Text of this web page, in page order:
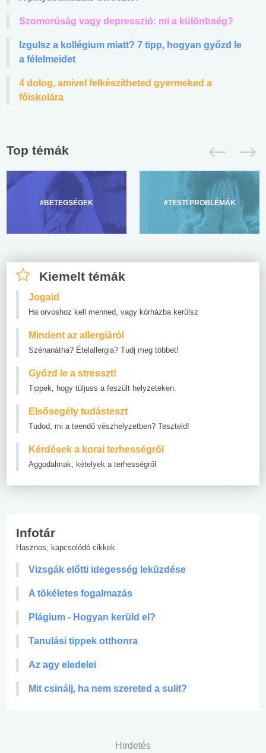
Szomorúság vagy depresszió: mi a különbség?
Izgulsz a kollégium miatt? 7 tipp, hogyan győzd le
a félelmeidet
4 dolog, amivel felkészítheted gyermeked a
főiskolára
Top témák
#BETEGSÉGEK #TESTI PROBLÉMÁK
Kiemelt témák
Jogaid
Ha orvoshoz kell menned, vagy kórházba kerülsz
Mindent az allergiáról
Szénanátha? Ételallergia? Tudj meg többet!
Győzd le a stresszt!
Tippek, hogy túljuss a feszült helyzeteken.
Elsősegély tudásteszt
Tudod, mi a teendő vészhelyzetben? Teszteld!
Kérdések a korai terhességről
Aggodalmak, kételyek a terhességről
Infotár
Hasznos, kapcsolódó cikkek
Vizsgák előtti idegesség leküzdése
A tökéletes fogalmazás
Plágium - Hogyan kerüld el?
Tanulási tippek otthonra
Az agy eledelei
Mit csinálj, ha nem szereted a sulit?
Hirdetés